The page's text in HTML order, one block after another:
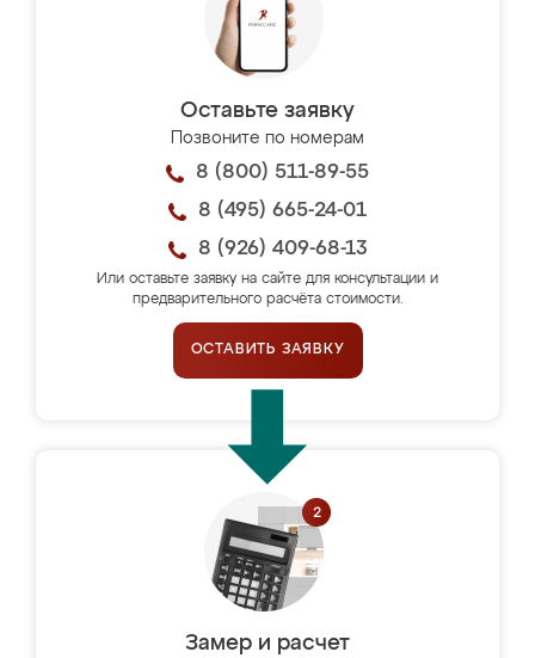
Оставьте заявку
Позвоните по номерам
8 (800) 511-89-55
8 (495) 665-24-01
8 (926) 409-68-13
Или оставьте заявку на сайте для консультации и
предварительного расчёта стоимости.
ОСТАВИТЬ ЗАЯВКУ
Замер и расчет